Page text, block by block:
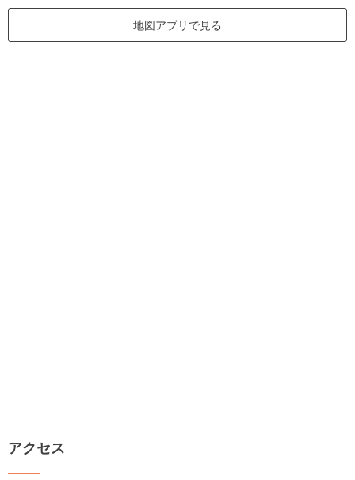
地図アプリで見る
アクセス